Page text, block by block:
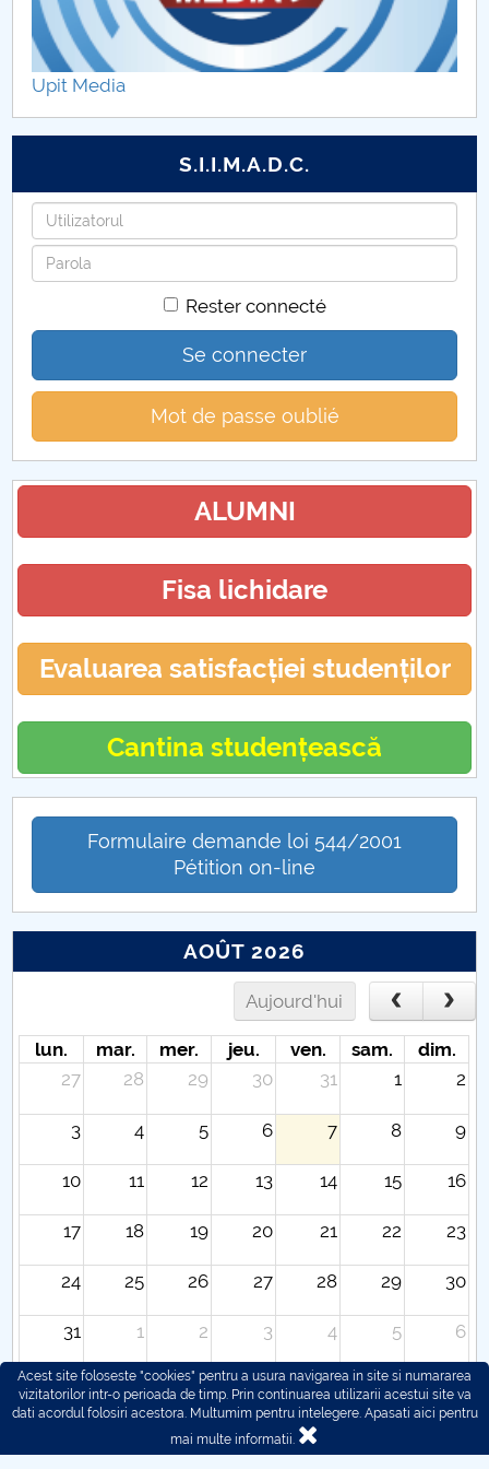
Upit Media
S.I.I.M.A.D.C.
Identifiant
Mot
de
Rester connecté
Se connecter
Mot de passe oublié
ALUMNI
Fisa lichidare
Evaluarea satisfacției studenților
Cantina studențească
Formulaire demande loi 544/2001
Pétition on-line
AOÛT 2026
Aujourd'hui
lun. mar. mer. jeu. ven. sam.
dim.
27
28 29 30 31 1 2
3 4 5 6 7 8 9
10 11 12 13 14 15 16
17 18 19 20 21 22 23
24 25 26 27 28 29 30
31 1 2 3 4 5 6
Acest site foloseste "cookies" pentru a usura navigarea in site si numararea
vizitatorilor intr-o perioada de timp. Prin continuarea utilizarii acestui site va
dati acordul folosiri acestora. Multumim pentru intelegere. Apasati aici pentru
mai multe informatii.